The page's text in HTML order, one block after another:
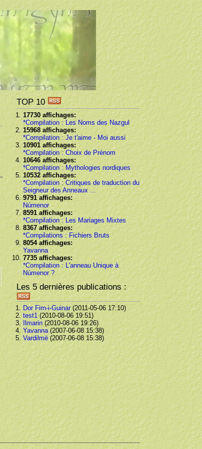
TOP 10
17730 affichages:
*Compilation : Les Noms des Nazgul
15968 affichages:
*Compilation : Je t'aime - Moi aussi
10901 affichages:
*Compilation : Choix de Prénom
10646 affichages:
*Compilation : Mythologies nordiques
10532 affichages:
*Compilation : Critiques de traduction du
Seigneur des Anneaux ...
9791 affichages:
Númenor
8591 affichages:
*Compilation : Les Mariages Mixtes
8367 affichages:
*Compilations : Fichiers Bruts
8054 affichages:
Yavanna
7735 affichages:
*Compilation : L'anneau Unique à
Númenor ?
Les 5 dernières publications :
Dor Firn-i-Guinar(2011-05-06 17:10)
test1(2010-08-06 19:51)
Ilmarin(2010-08-06 19:26)
Yavanna(2007-06-08 15:38)
Vardilmë(2007-06-08 15:38)